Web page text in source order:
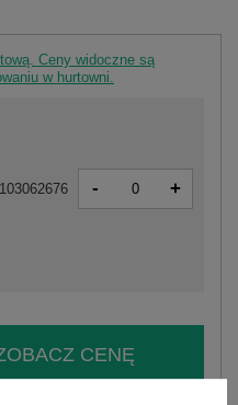
Ceny widoczne są
w hurtowni.
- +
CENĘ